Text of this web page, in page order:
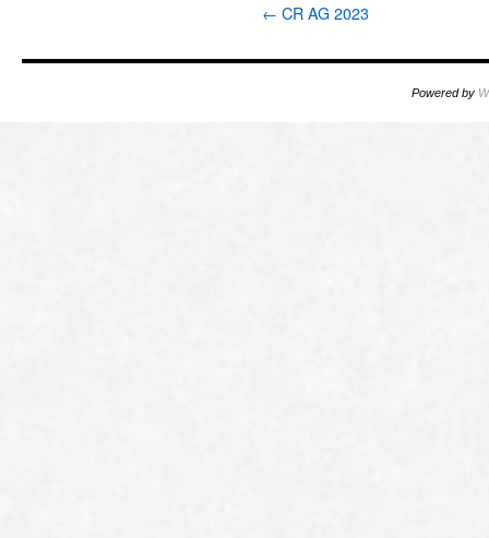
← CR AG 2023
Powered by